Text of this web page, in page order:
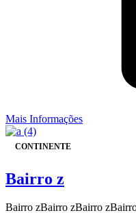
Mais Informações
CONTINENTE
Bairro z
Bairro zBairro zBairro